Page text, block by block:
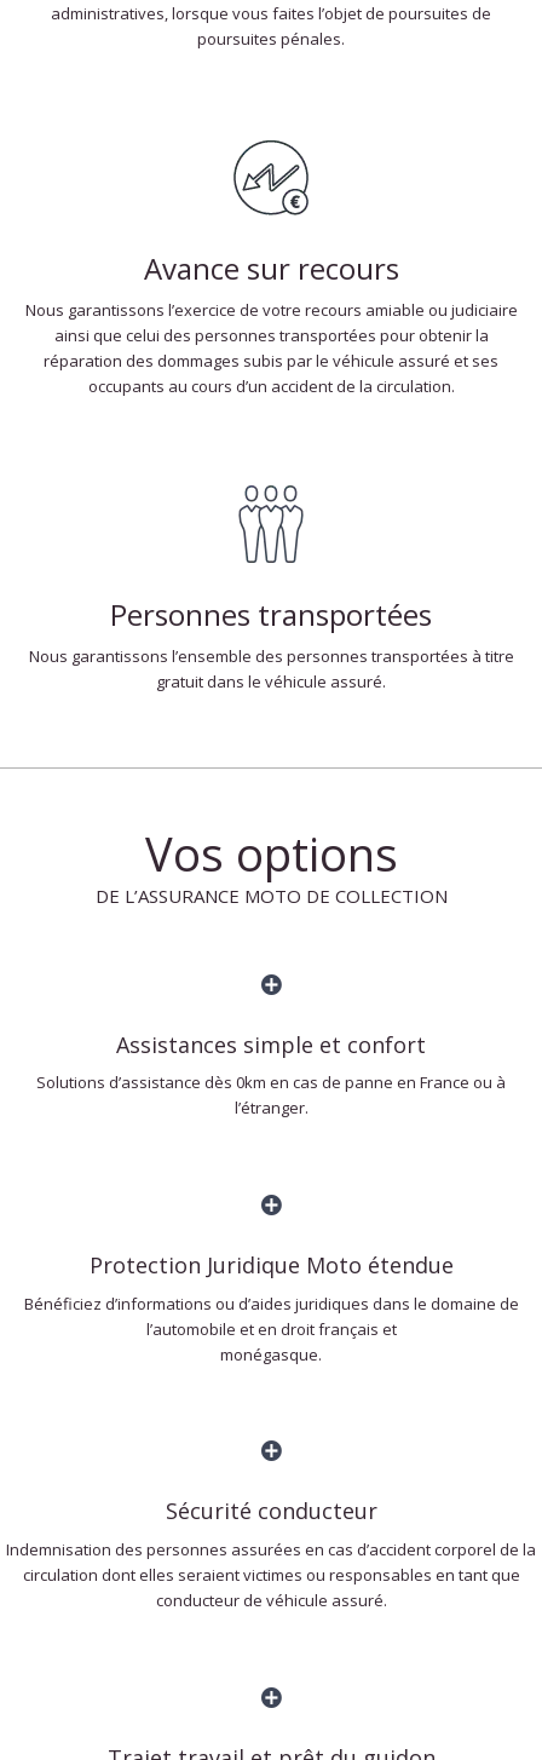
administratives, lorsque vous faites l’objet de poursuites de
poursuites pénales.
Avance sur recours
Nous garantissons l’exercice de votre recours amiable ou judiciaire
ainsi que celui des personnes transportées pour obtenir la
réparation des dommages subis par le véhicule assuré et ses
occupants au cours d’un accident de la circulation.
Personnes transportées
Nous garantissons l’ensemble des personnes transportées à titre
gratuit dans le véhicule assuré.
Vos options
DE L’ASSURANCE MOTO DE COLLECTION
Assistances simple et confort
Solutions d’assistance dès 0km en cas de panne en France ou à
l’étranger.
Protection Juridique Moto étendue
Bénéficiez d’informations ou d’aides juridiques dans le domaine de
l’automobile et en droit français et
monégasque.
Sécurité conducteur
Indemnisation des personnes assurées en cas d’accident corporel de la
circulation dont elles seraient victimes ou responsables en tant que
conducteur de véhicule assuré.